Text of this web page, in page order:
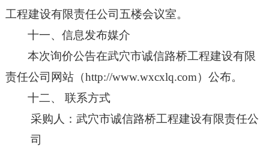
工程建设有限责任公司五楼会议室。
十一、信息发布媒介
本次询价公告在武穴市诚信路桥工程建设有限
责任公司 网站（http://www.wxcxlq.com）公布。
十二、
联系方式
采购人： 武穴市诚信路桥工程建设有限责任公
司